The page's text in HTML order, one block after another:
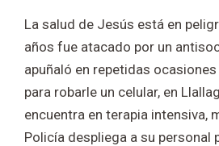
La salud de Jesús está en
años fue atacado por un
apuñaló en repetidas
para robarle un celular, en
encuentra en terapia intensiva,
Policía despliega a su personal